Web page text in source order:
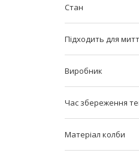
Стан
Підходить для
Виробник
Час збереження
Матеріал колби